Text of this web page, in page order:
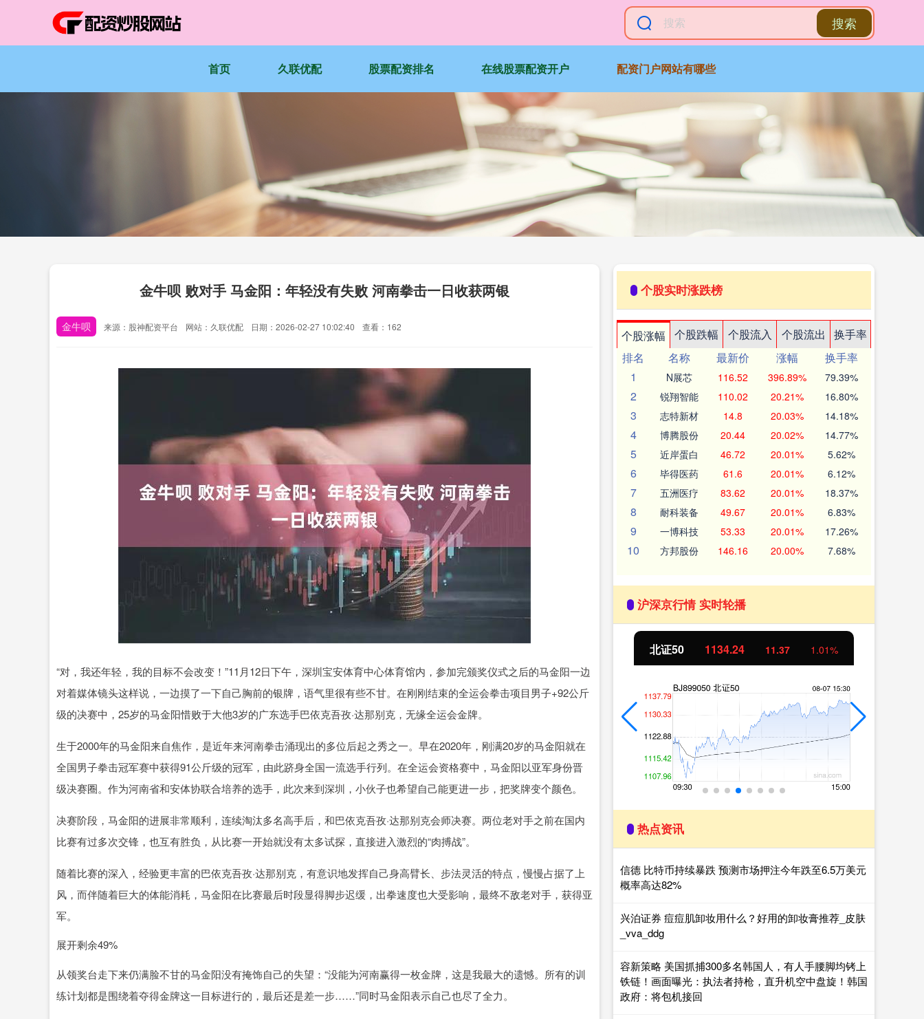
搜索
首页 久联优配 股票配资排名 在线股票配资开户 配资门户网站有哪些
金牛呗 败对手 马金阳：年轻没有失败 河南拳击一日收获两银
金牛呗 来源：股神配资平台 网站：久联优配 日期：2026-02-27 10:02:40 查看：162
“对，我还年轻，我的目标不会改变！”11月12日下午，深圳宝安体育中心体育馆内，参加完颁奖仪式之后的马金阳一边
对着媒体镜头这样说，一边摸了一下自己胸前的银牌，语气里很有些不甘。在刚刚结束的全运会拳击项目男子+92公斤
级的决赛中，25岁的马金阳惜败于大他3岁的广东选手巴依克吾孜·达那别克，无缘全运会金牌。
生于2000年的马金阳来自焦作，是近年来河南拳击涌现出的多位后起之秀之一。早在2020年，刚满20岁的马金阳就在
全国男子拳击冠军赛中获得91公斤级的冠军，由此跻身全国一流选手行列。在全运会资格赛中，马金阳以亚军身份晋
级决赛圈。作为河南省和安体协联合培养的选手，此次来到深圳，小伙子也希望自己能更进一步，把奖牌变个颜色。
决赛阶段，马金阳的进展非常顺利，连续淘汰多名高手后，和巴依克吾孜·达那别克会师决赛。两位老对手之前在国内
比赛有过多次交锋，也互有胜负，从比赛一开始就没有太多试探，直接进入激烈的“肉搏战”。
随着比赛的深入，经验更丰富的巴依克吾孜·达那别克，有意识地发挥自己身高臂长、步法灵活的特点，慢慢占据了上
风，而伴随着巨大的体能消耗，马金阳在比赛最后时段显得脚步迟缓，出拳速度也大受影响，最终不敌老对手，获得亚
军。
展开剩余49%
从领奖台走下来仍满脸不甘的马金阳没有掩饰自己的失望：“没能为河南赢得一枚金牌，这是我最大的遗憾。所有的训
练计划都是围绕着夺得金牌这一目标进行的，最后还是差一步……”同时马金阳表示自己也尽了全力。
个股实时涨跌榜
个股涨幅 个股跌幅 个股流入 个股流出
换手率
排名
名称 最新价 涨幅
换手率
1
N展芯 116.52 396.89% 79.39%
2 锐翔智能 110.02 20.21% 16.80%
3 志特新材 14.8 20.03% 14.18%
4 博腾股份 20.44 20.02% 14.77%
5 近岸蛋白 46.72 20.01% 5.62%
6 毕得医药 61.6 20.01% 6.12%
7 五洲医疗 83.62 20.01% 18.37%
8 耐科装备 49.67 20.01% 6.83%
9 一博科技 53.33 20.01% 17.26%
10 方邦股份 146.16 20.00% 7.68%
沪深京行情 实时轮播
1.01% 创业板指 3563.12
热点资讯
信德 比特币持续暴跌 预测市场押注今年跌至6.5万美元
概率高达82%
兴泊证券 痘痘肌卸妆用什么？好用的卸妆膏推荐_皮肤
_vva_ddg
容新策略 美国抓捕300多名韩国人，有人手腰脚均铐上
铁链！画面曝光：执法者持枪，直升机空中盘旋！韩国
政府：将包机接回